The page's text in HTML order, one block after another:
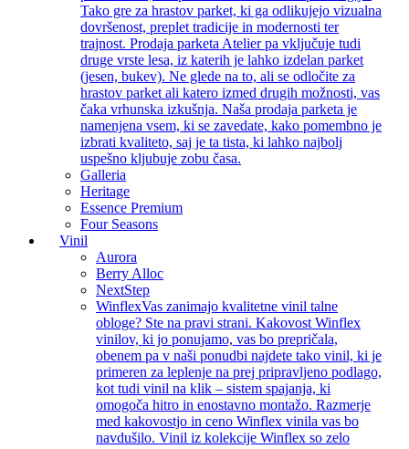
Tako gre za hrastov parket, ki ga odlikujejo vizualna
dovršenost, preplet tradicije in modernosti ter
trajnost. Prodaja parketa Atelier pa vključuje tudi
druge vrste lesa, iz katerih je lahko izdelan parket
(jesen, bukev). Ne glede na to, ali se odločite za
hrastov parket ali katero izmed drugih možnosti, vas
čaka vrhunska izkušnja. Naša prodaja parketa je
namenjena vsem, ki se zavedate, kako pomembno je
izbrati kvaliteto, saj je ta tista, ki lahko najbolj
uspešno kljubuje zobu časa.
Galleria
Heritage
Essence Premium
Four Seasons
Vinil
Aurora
Berry Alloc
NextStep
WinflexVas zanimajo kvalitetne vinil talne
obloge? Ste na pravi strani. Kakovost Winflex
vinilov, ki jo ponujamo, vas bo prepričala,
obenem pa v naši ponudbi najdete tako vinil, ki je
primeren za leplenje na prej pripravljeno podlago,
kot tudi vinil na klik – sistem spajanja, ki
omogoča hitro in enostavno montažo. Razmerje
med kakovostjo in ceno Winflex vinila vas bo
navdušilo. Vinil iz kolekcije Winflex so zelo